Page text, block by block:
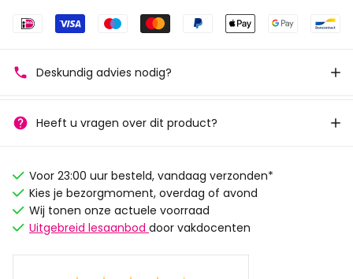
Deskundig advies nodig?
Heeft u vragen over dit product?
Voor 23:00 uur besteld, vandaag verzonden*
Kies je bezorgmoment, overdag of avond
Wij tonen onze actuele voorraad
Uitgebreid lesaanbod door vakdocenten